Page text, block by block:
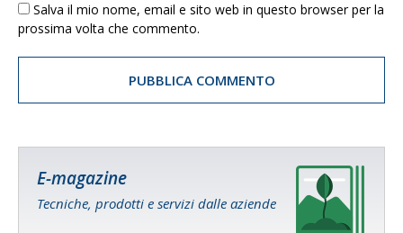
Salva il mio nome, email e sito web in questo browser per la
prossima volta che commento.
E-magazine
Tecniche, prodotti e servizi dalle aziende